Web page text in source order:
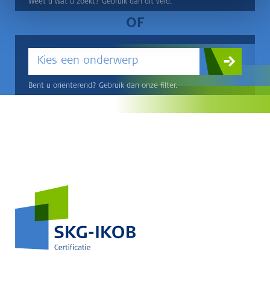
Weet u wat u zoekt? Gebruik dan dit veld.
OF
Kies een onderwerp
Bent u oriënterend? Gebruik dan onze filter.